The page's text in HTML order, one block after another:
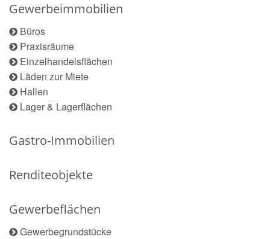
Gewerbeimmobilien
Büros
Praxisräume
Einzelhandelsflächen
Läden zur Miete
Hallen
Lager & Lagerflächen
Gastro-Immobilien
Renditeobjekte
Gewerbeflächen
Gewerbegrundstücke